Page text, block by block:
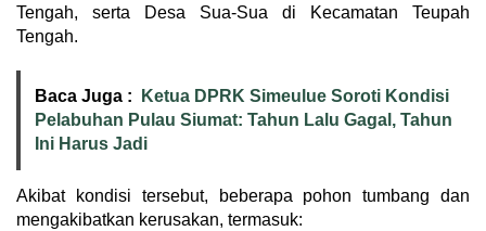
Tengah, serta Desa Sua-Sua di Kecamatan Teupah
Tengah.
Baca Juga :
Ketua DPRK Simeulue Soroti Kondisi
Pelabuhan Pulau Siumat: Tahun Lalu Gagal, Tahun
Ini Harus Jadi
Akibat kondisi tersebut, beberapa pohon tumbang dan
mengakibatkan kerusakan, termasuk: